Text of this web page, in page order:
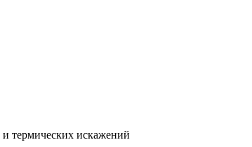
термических искажений